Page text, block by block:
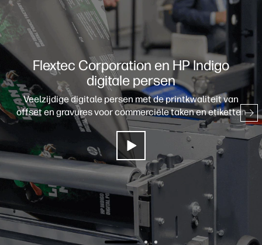
Flextec Corporation en HP Indigo
digitale persen
Veelzijdige digitale persen met de printkwaliteit van
offset en gravures voor commerciële taken en etiketten